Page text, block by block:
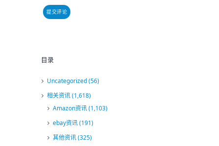
目录
Uncategorized(56)
相关资讯(1,618)
Amazon资讯(1,103)
ebay资讯(191)
其他资讯(325)